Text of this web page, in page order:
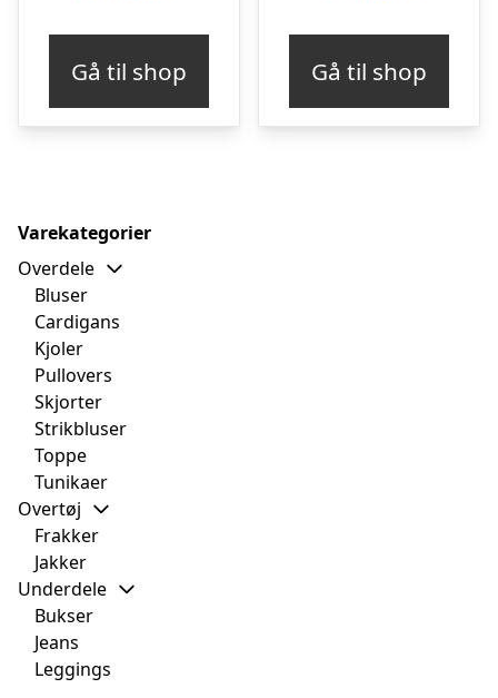
Gå til shop Gå til shop
Varekategorier
Overdele
Bluser
Cardigans
Kjoler
Pullovers
Skjorter
Strikbluser
Toppe
Tunikaer
Overtøj
Frakker
Jakker
Underdele
Bukser
Jeans
Leggings